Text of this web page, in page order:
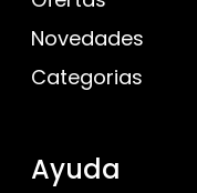
Novedades
Categorias
Ayuda